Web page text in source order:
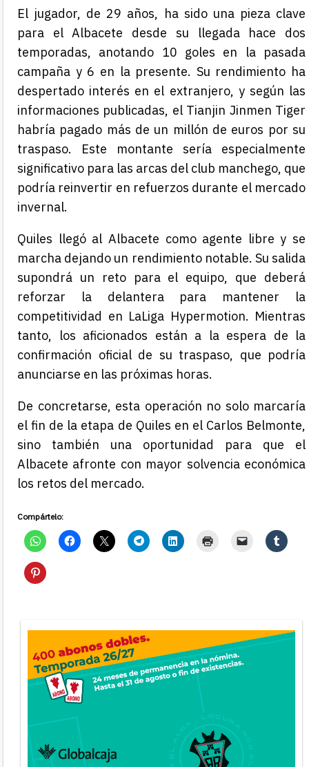
El jugador, de 29 años, ha sido una pieza clave
para el Albacete desde su llegada hace dos
temporadas, anotando 10 goles en la pasada
campaña y 6 en la presente. Su rendimiento ha
despertado interés en el extranjero, y según las
informaciones publicadas, el Tianjin Jinmen Tiger
habría pagado más de un millón de euros por su
traspaso. Este montante sería especialmente
significativo para las arcas del club manchego, que
podría reinvertir en refuerzos durante el mercado
invernal.
Quiles llegó al Albacete como agente libre y se
marcha dejando un rendimiento notable. Su salida
supondrá un reto para el equipo, que deberá
reforzar la delantera para mantener la
competitividad en LaLiga Hypermotion. Mientras
tanto, los aficionados están a la espera de la
confirmación oficial de su traspaso, que podría
anunciarse en las próximas horas.
De concretarse, esta operación no solo marcaría
el fin de la etapa de Quiles en el Carlos Belmonte,
sino también una oportunidad para que el
Albacete afronte con mayor solvencia económica
los retos del mercado.
Compártelo: